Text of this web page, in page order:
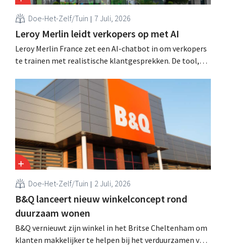
Doe-Het-Zelf/Tuin 7 Juli, 2026
Leroy Merlin leidt verkopers op met AI
Leroy Merlin France zet een AI-chatbot in om verkopers
te trainen met realistische klantgesprekken. De tool,
proefproject in acht winkels en leverde volgens de
retailer meer vertrouwen bij teams, betere commerciële
resultaten en tevredener klanten op.
Doe-Het-Zelf/Tuin 2 Juli, 2026
B&Q lanceert nieuw winkelconcept rond
duurzaam wonen
B&Q vernieuwt zijn winkel in het Britse Cheltenham om
klanten makkelijker te helpen bij het verduurzamen van